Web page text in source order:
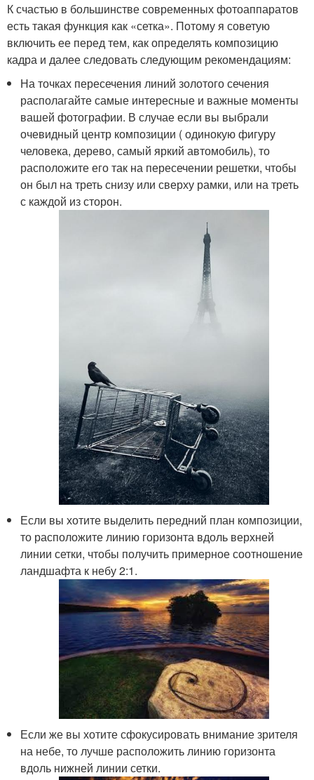
К счастью в большинстве современных фотоаппаратов
есть такая функция как «сетка». Потому я советую
включить ее перед тем, как определять композицию
кадра и далее следовать следующим рекомендациям:
На точках пересечения линий золотого сечения
располагайте самые интересные и важные моменты
вашей фотографии. В случае если вы выбрали
очевидный центр композиции ( одинокую фигуру
человека, дерево, самый яркий автомобиль), то
расположите его так на пересечении решетки, чтобы
он был на треть снизу или сверху рамки, или на треть
с каждой из сторон.
Если вы хотите выделить передний план композиции,
то расположите линию горизонта вдоль верхней
линии сетки, чтобы получить примерное соотношение
ландшафта к небу 2:1.
Если же вы хотите сфокусировать внимание зрителя
на небе, то лучше расположить линию горизонта
вдоль нижней линии сетки.